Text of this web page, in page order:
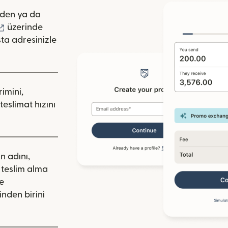
açılır)
ya da
(yeni pencerede açılır)
üzerinde
adresinizle
hızını
adını,
alma
birini